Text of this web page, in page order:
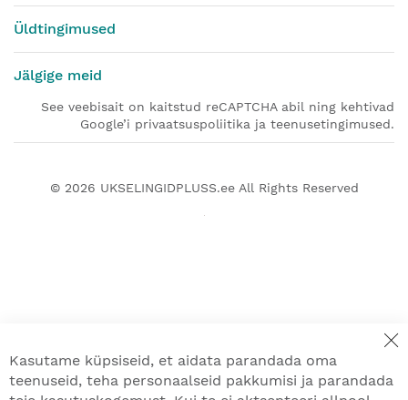
Üldtingimused
Jälgige meid
See veebisait on kaitstud reCAPTCHA abil ning kehtivad
Google’i privaatsuspoliitika ja teenusetingimused.
© 2026 UKSELINGIDPLUSS.eeAll Rights Reserved
Kasutame küpsiseid, et aidata parandada oma
teenuseid, teha personaalseid pakkumisi ja parandada